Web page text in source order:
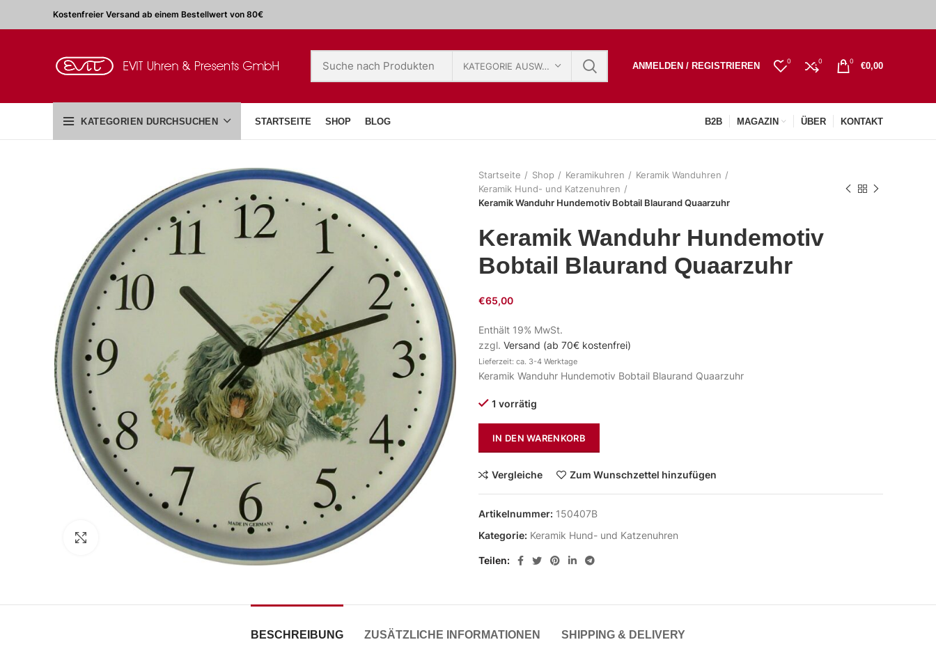
Kostenfreier Versand ab einem Bestellwert von 80€
KATEGORIE AUSWÄHLEN ANMELDEN / REGISTRIEREN 0 0 0 €0,00
KATEGORIEN DURCHSUCHEN STARTSEITE SHOP BLOG B2B MAGAZIN ÜBER KONTAKT
Zum Vergrößern klicken
Startseite Shop Keramikuhren
Keramik Wanduhren
Keramik Hund- und Katzenuhren
Keramik Wanduhr Hundemotiv Bobtail Blaurand Quaarzuhr
Keramik Wanduhr Hundemotiv
Bobtail Blaurand Quaarzuhr
€65,00
Enthält 19% MwSt.
zzgl. Versand (ab 70€ kostenfrei)
Lieferzeit: ca. 3-4 Werktage
Keramik Wanduhr Hundemotiv Bobtail Blaurand Quaarzuhr
1 vorrätig
IN DEN WARENKORB
Vergleiche Zum Wunschzettel hinzufügen
Artikelnummer: 150407B
Kategorie: Keramik Hund- und Katzenuhren
Teilen
BESCHREIBUNG ZUSÄTZLICHE INFORMATIONEN SHIPPING & DELIVERY